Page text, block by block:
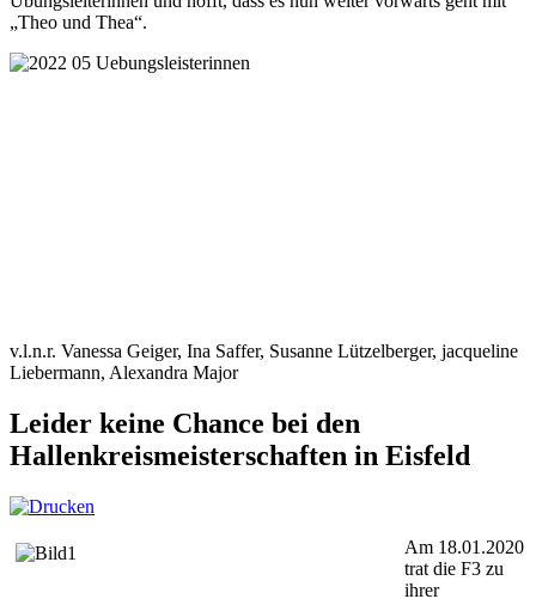
„Theo und Thea“.
v.l.n.r. Vanessa Geiger, Ina Saffer, Susanne Lützelberger, jacqueline
Liebermann, Alexandra Major
Leider keine Chance bei den
Hallenkreismeisterschaften in Eisfeld
Am 18.01.2020
trat die F3 zu
ihrer